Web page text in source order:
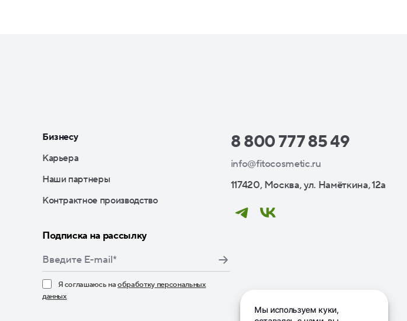
Бизнесу
Карьера
Наши партнеры
Контрактное производство
Подписка на рассылку
Я соглашаюсь наобработку персональных
данных
Нажимая кнопку «Подписаться», я даю свое согласие на обработку моих
8 800 777 85 49
info@fitocosmetic.ru
117420, Москва, ул. Намёткина, 12а
Мы используем куки,